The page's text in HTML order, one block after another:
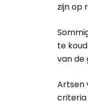
zijn op
te
van de
Artsen
criteria